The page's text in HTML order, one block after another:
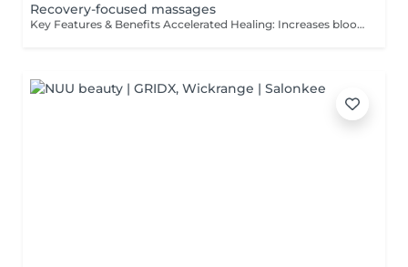
Recovery-focused massages
Key Features & Benefits Accelerated Healing: Increases blood flow to muscles and tendons, delivering essential nutrients and oxygen to repair tissue. Reduced Soreness & Stiffness: Eases Delayed Onset Muscle Soreness (DOMS) and increases range of motion by loosening tight muscles. Waste Removal: Aids in flushing out lactic acid and metabolic waste products from muscles. Injury Prevention: Identifies and releases muscle adhesions (knots) that cause imbalances, reducing the risk of further injury. Targeted Approach: Focuses on specific muscle groups or areas of pain, such as the back, shoulders, or hips.